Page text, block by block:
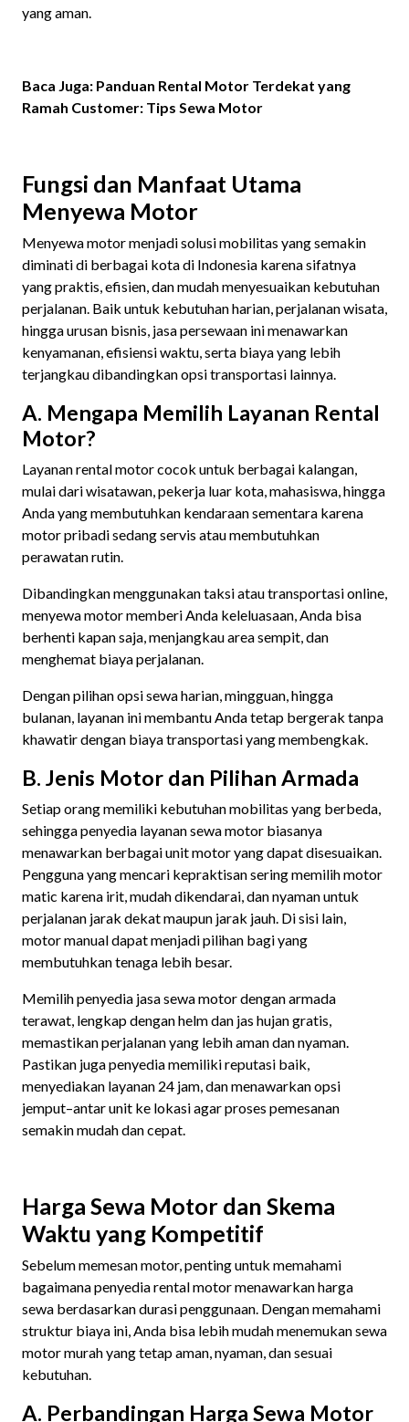
yang aman.
Baca Juga: Panduan Rental Motor Terdekat yang
Ramah Customer: Tips Sewa Motor
Fungsi dan Manfaat Utama
Menyewa Motor
Menyewa motor menjadi solusi mobilitas yang semakin
diminati di berbagai kota di Indonesia karena sifatnya
yang praktis, efisien, dan mudah menyesuaikan kebutuhan
perjalanan. Baik untuk kebutuhan harian, perjalanan wisata,
hingga urusan bisnis, jasa persewaan ini menawarkan
kenyamanan, efisiensi waktu, serta biaya yang lebih
terjangkau dibandingkan opsi transportasi lainnya.
A. Mengapa Memilih Layanan Rental
Motor?
Layanan rental motor cocok untuk berbagai kalangan,
mulai dari wisatawan, pekerja luar kota, mahasiswa, hingga
Anda yang membutuhkan kendaraan sementara karena
motor pribadi sedang servis atau membutuhkan
perawatan rutin.
Dibandingkan menggunakan taksi atau transportasi online,
menyewa motor memberi Anda keleluasaan, Anda bisa
berhenti kapan saja, menjangkau area sempit, dan
menghemat biaya perjalanan.
Dengan pilihan opsi sewa harian, mingguan, hingga
bulanan, layanan ini membantu Anda tetap bergerak tanpa
khawatir dengan biaya transportasi yang membengkak.
B. Jenis Motor dan Pilihan Armada
Setiap orang memiliki kebutuhan mobilitas yang berbeda,
sehingga penyedia layanan sewa motor biasanya
menawarkan berbagai unit motor yang dapat disesuaikan.
Pengguna yang mencari kepraktisan sering memilih motor
matic karena irit, mudah dikendarai, dan nyaman untuk
perjalanan jarak dekat maupun jarak jauh. Di sisi lain,
motor manual dapat menjadi pilihan bagi yang
membutuhkan tenaga lebih besar.
Memilih penyedia jasa sewa motor dengan armada
terawat, lengkap dengan helm dan jas hujan gratis,
memastikan perjalanan yang lebih aman dan nyaman.
Pastikan juga penyedia memiliki reputasi baik,
menyediakan layanan 24 jam, dan menawarkan opsi
jemput–antar unit ke lokasi agar proses pemesanan
semakin mudah dan cepat.
Harga Sewa Motor dan Skema
Waktu yang Kompetitif
Sebelum memesan motor, penting untuk memahami
bagaimana penyedia rental motor menawarkan harga
sewa berdasarkan durasi penggunaan. Dengan memahami
struktur biaya ini, Anda bisa lebih mudah menemukan sewa
motor murah yang tetap aman, nyaman, dan sesuai
kebutuhan.
A. Perbandingan Harga Sewa Motor